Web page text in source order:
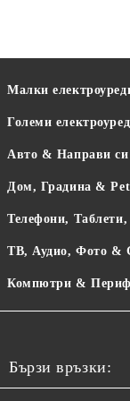
Малки
Големи
Авто & Направи си
Дом, Градина &
Телефони,
ТВ, Аудио, Фото &
Компютри &
Бързи връзки: